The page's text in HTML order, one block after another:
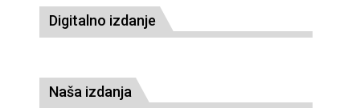
Digitalno izdanje
Naša izdanja